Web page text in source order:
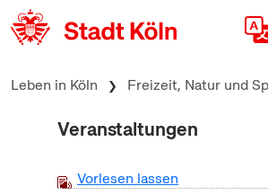
zum Inhalt springen
Leben in Köln Freizeit, Natur und
Veranstaltungen
Vorlesen lassen